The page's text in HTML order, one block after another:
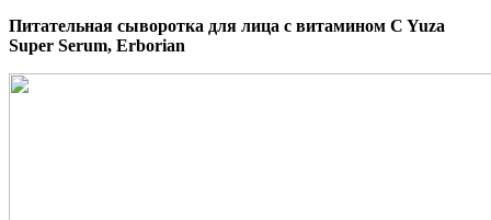
Питательная сыворотка для лица с витамином C Yuza
Super Serum, Erborian